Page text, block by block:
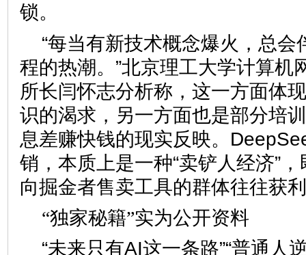
锁。
“每当有新技术概念爆火，总
程的热潮。”北京理工大学计算机
所长闫怀志分析称，这一方面体
识的渴求，另一方面也是部分培
息差赚快钱的现实反映。
销，本质上是一种“卖铲人经济”
向掘金者售卖工具的群体往往获
“独家秘籍”实为公开资料
“未来只有AI这一条路”“普通人